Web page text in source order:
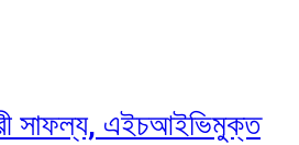
সাফল্য, এইচআইভিমুক্ত